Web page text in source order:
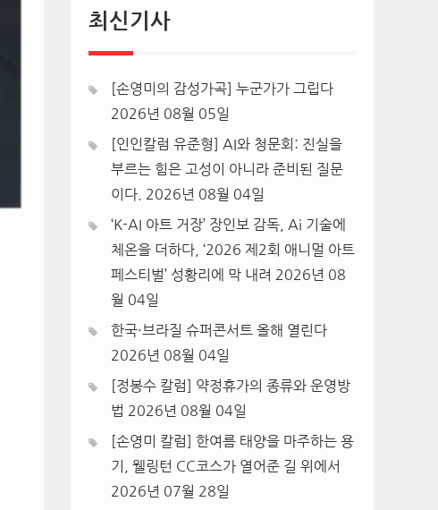
최신기사
[손영미의 감성가곡] 누군가가 그립다
2026년 08월 05일
[인인칼럼 유준형] AI와 청문회: 진실을
부르는 힘은 고성이 아니라 준비된 질문
이다.
2026년 08월 04일
‘K-AI 아트 거장’ 장인보 감독, Ai 기술에
체온을 더하다, ‘2026 제2회 애니멀 아트
페스티벌’ 성황리에 막 내려 2026년 08
월 04일
한국·브라질 슈퍼콘서트 올해 열린다
2026년 08월 04일
[정봉수 칼럼] 약정휴가의 종류와 운영방
법 2026년 08월 04일
[손영미 칼럼] 한여름 태양을 마주하는 용
기, 웰링턴 CC코스가 열어준 길 위에서
2026년 07월 28일